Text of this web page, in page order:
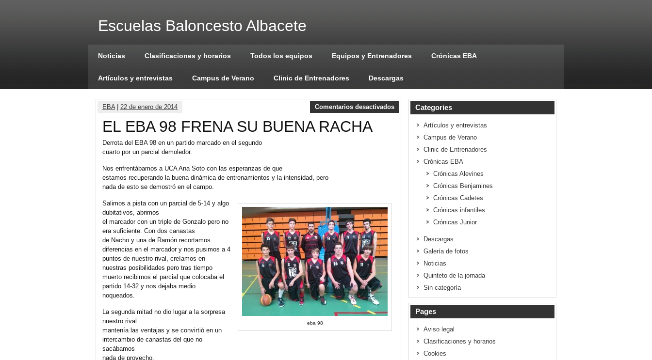
Escuelas Baloncesto Albacete
Noticias Clasificaciones y horarios Todos los equipos Equipos y Entrenadores Crónicas EBA
Artículos y entrevistas Campus de Verano Clinic de Entrenadores Descargas
EBA| 22 de enero de 2014 Comentarios desactivados
EL EBA 98 FRENA SU BUENA RACHA
Derrota del EBA 98 en un partido marcado en el segundo
cuarto por un parcial demoledor.
Nos enfrentábamos a UCA Ana Soto con las esperanzas de que
estamos recuperando la buena dinámica de entrenamientos y la intensidad, pero
nada de esto se demostró en el campo.
eba 98
Salimos a pista con un parcial de 5-14 y algo
dubitativos, abrimos
el marcador con un triple de Gonzalo pero no
era suficiente. Con dos canastas
de Nacho y una de Ramón recortamos
diferencias en el marcador y nos pusimos a 4
puntos de nuestro rival, creíamos en
nuestras posibilidades pero tras tiempo
muerto recibimos el parcial que colocaba el
partido 14-32 y nos dejaba medio
noqueados.
La segunda mitad no dio lugar a la sorpresa
nuestro rival
mantenía las ventajas y se convirtió en un
intercambio de canastas del que no
sacábamos
nada de provecho.
Categories
Artículos y entrevistas
Campus de Verano
Clinic de Entrenadores
Crónicas EBA
Crónicas Alevines
Crónicas Benjamines
Crónicas Cadetes
Crónicas infantiles
Crónicas Junior
Descargas
Galería de fotos
Noticias
Quinteto de la jornada
Sin categoría
Pages
Aviso legal
Clasificaciones y horarios
Cookies